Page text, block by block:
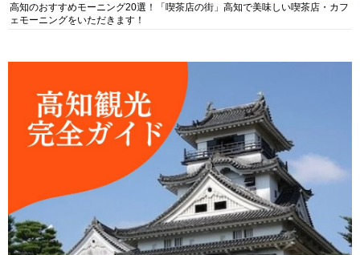
高知のおすすめモーニング20選！「喫茶店の街」高知で美味しい喫茶店・カフ
ェモーニングをいただきます！